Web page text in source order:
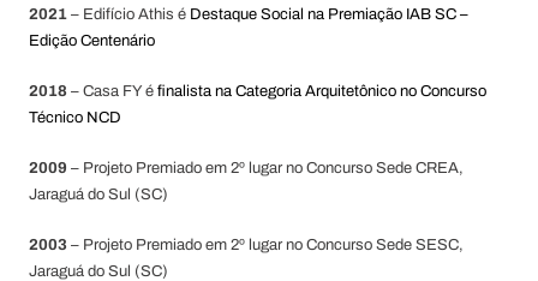
2021 – Edifício Athis é Destaque Social na Premiação IAB SC –
Edição Centenário
2018 – Casa FY é finalista na Categoria Arquitetônico no Concurso
Técnico NCD
2009 – Projeto Premiado em 2º lugar no Concurso Sede CREA,
Jaraguá do Sul (SC)
2003 – Projeto Premiado em 2º lugar no Concurso Sede SESC,
Jaraguá do Sul (SC)